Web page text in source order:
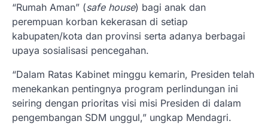
“Rumah Aman” (safe house) bagi anak dan
perempuan korban kekerasan di setiap
kabupaten/kota dan provinsi serta adanya berbagai
upaya sosialisasi pencegahan.
“Dalam Ratas Kabinet minggu kemarin, Presiden telah
menekankan pentingnya program perlindungan ini
seiring dengan prioritas visi misi Presiden di dalam
pengembangan SDM unggul,” ungkap Mendagri.